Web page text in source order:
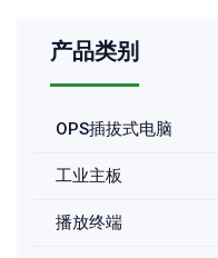
产品类别
OPS插拔式电脑
工业主板
播放终端